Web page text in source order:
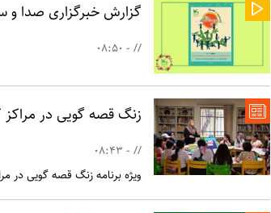
گزارش خبرگزاری صدا و
// - 08:50
زنگ قصه گویی در مراکز
// - 08:43
ویژه برنامه زنگ قصه گویی در